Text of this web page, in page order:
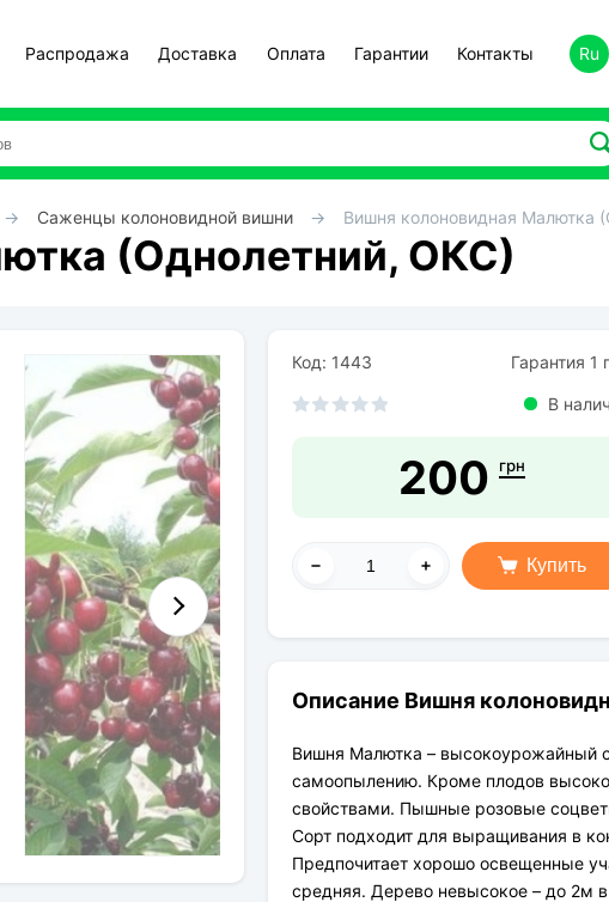
Распродажа Доставка Оплата Гарантии Контакты Ru
Саженцы колоновидной вишни Вишня колоновидная Малютка
(Однолетний, ОКС)
Код: 1443 Гарантия 1
В
200 грн
Купить
Описание Вишня
Вишня Малютка – высокоурожайный
самоопылению. Кроме плодов
свойствами. Пышные розовые
Сорт подходит для выращивания в
Предпочитает хорошо освещенные
средняя. Дерево невысокое – до 2м